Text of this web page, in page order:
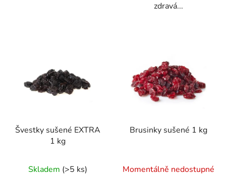
zdravá...
Švestky sušené EXTRA
1 kg
hodnocení
Skladem (>5 ks)
Brusinky sušené 1 kg
hodnocení
Momentálně nedostupné